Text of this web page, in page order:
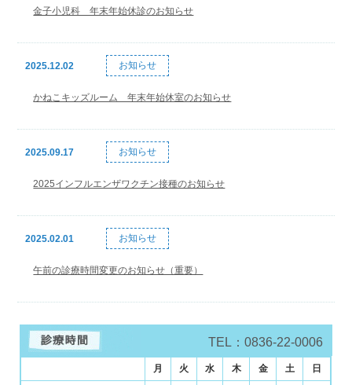
金子小児科 年末年始休診のお知らせ
2025.12.02 お知らせ
かねこキッズルーム 年末年始休室のお知らせ
2025.09.17 お知らせ
2025インフルエンザワクチン接種のお知らせ
2025.02.01 お知らせ
午前の診療時間変更のお知らせ（重要）
TEL：0836-22-0006
月 火 水 木 金 土 日